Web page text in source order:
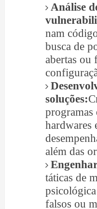
Análise
nam
busca de
abertas ou
soluções:
hardwares
além das
táticas de
falsos ou